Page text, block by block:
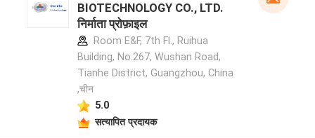
BIOTECHNOLOGY CO., LTD.
निर्माता प्रोफ़ाइल
Room E&F, 7th Fl., Ruihua
Building, No.267, Wushan Road,
Tianhe District, Guangzhou, China
,चीन
5.0
सत्यापित प्रदायक